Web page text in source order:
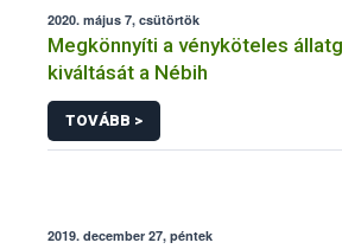
2020. május 7, csütörtök
Megkönnyíti a vényköteles
kiváltását a Nébih
TOVÁBB >
2019. december 27, péntek